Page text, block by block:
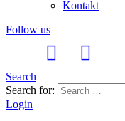
Kontakt
Follow us
Search
Search for:
Login